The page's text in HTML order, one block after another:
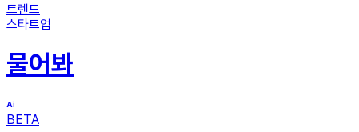
트렌드
스타트업
물어봐
BETA